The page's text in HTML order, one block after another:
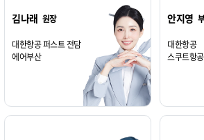
김나래 원장
대한항공 퍼스트 전담
에어부산
안지영
대한항공
스쿠트항